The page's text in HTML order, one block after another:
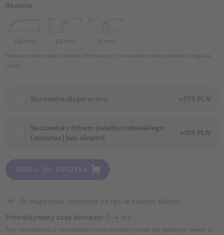
Rozmiar
145 mm 54 mm 16 mm
Podane rozmiary mają charakter informacyjny, rzeczywiste rozmiary produktu mogą się
różnić.
Soczewka dioptryczna +275 PLN
Soczewka z filtrem światła niebieskiego
(monitor) bez dioptrii
+165 PLN
DODAJ DO KOSZYKA
W magazynie, dostępne od ręki w naszym sklepie
Przewidywany czas dostawy: 2–4 dni
Przy zamówieniu z soczewkami czas dostawy może się wydłużyć nawet o